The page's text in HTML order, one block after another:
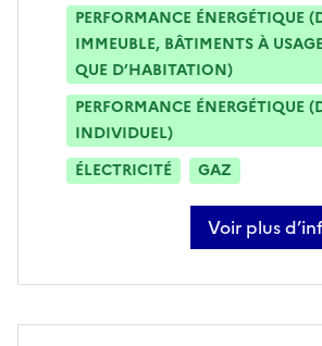
PERFORMANCE ÉNERGÉTIQUE
IMMEUBLE, BÂTIMENTS À
QUE D’HABITATION)
PERFORMANCE ÉNERGÉTIQUE
INDIVIDUEL)
ÉLECTRICITÉ
GAZ
Voir plus
sur